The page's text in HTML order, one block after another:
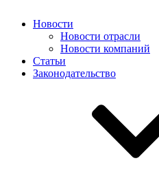
Новости
Новости отрасли
Новости компаний
Статьи
Законодательство